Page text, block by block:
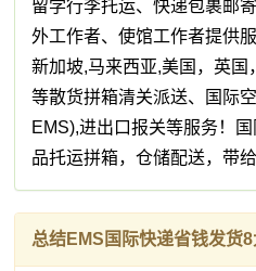
留学行李托运、快递包裹邮
外工作者、使馆工作者提供
新加坡,马来西亚,美国，英国
等散货拼箱清关派送、国际
EMS),进出口报关等服务！
品托运拼箱，仓储配送，带
总结EMS国际快递省钱发货